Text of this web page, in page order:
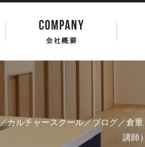
カルチャースクール／ブログ／倉
講師）